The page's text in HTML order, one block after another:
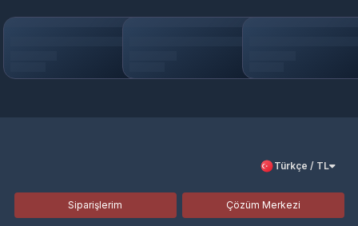
Türkçe / TL
Siparişlerim Çözüm Merkezi